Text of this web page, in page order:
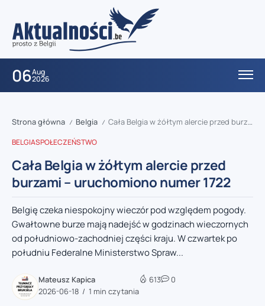
06Aug
2026
Strona główna / Belgia / Cała Belgia w żółtym alercie przed burzami – uruchomiono numer 1722
BELGIASPOŁECZEŃSTWO
Cała Belgia w żółtym alercie przed
burzami – uruchomiono numer 1722
Belgię czeka niespokojny wieczór pod względem pogody.
Gwałtowne burze mają nadejść w godzinach wieczornych
od południowo-zachodniej części kraju. W czwartek po
południu Federalne Ministerstwo Spraw...
Mateusz Kapica
2026-06-18
1 min czytania
613 0